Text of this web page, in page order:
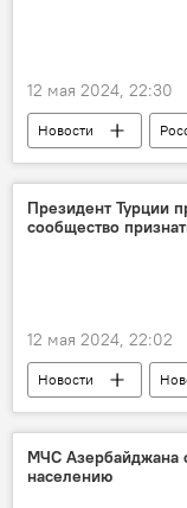
12 мая 2024, 22:30
Новости
Вячеслав Володин
Владимир Путин
Правительство РФ
Президент Турции
сообщество
12 мая 2024, 22:02
Новости
Реджеп Тайип Эрдоган
Израиль
Биньямин Нетаньяху
МЧС Азербайджана
населению